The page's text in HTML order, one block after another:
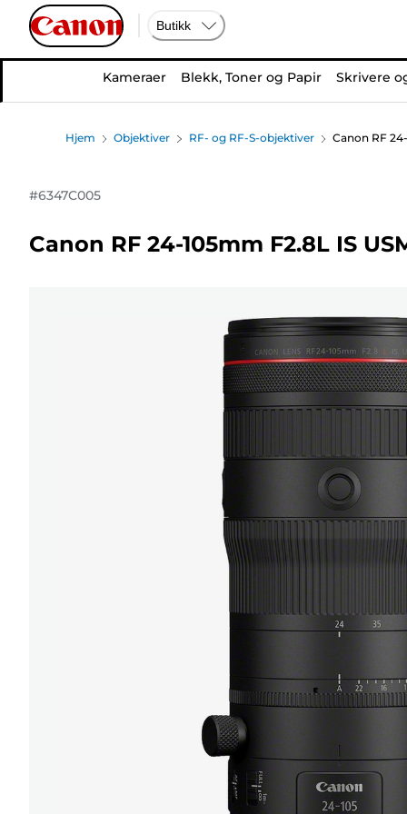
Butikk
Kameraer Blekk, Toner og Papir Skrivere
Hjem Objektiver RF- og RF-S-objektiver Canon RF
#6347C005
Canon RF 24-105mm F2.8L IS